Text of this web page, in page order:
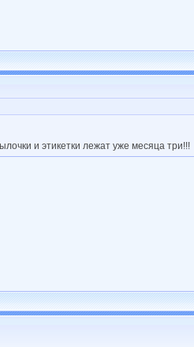
и этикетки лежат уже месяца три!!!